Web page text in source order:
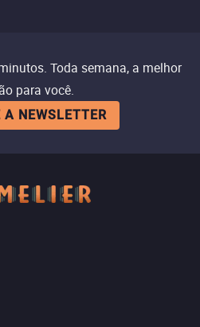
Toda semana, a melhor
para você.
A NEWSLETTER